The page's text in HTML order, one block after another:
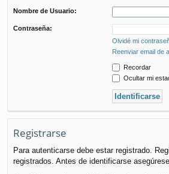
Nombre de Usuario:
Contraseña:
Olvidé mi
Reenviar email de
Recordar
Ocultar mi
Registrarse
Para autenticarse debe estar registrado.
registrados. Antes de identificarse